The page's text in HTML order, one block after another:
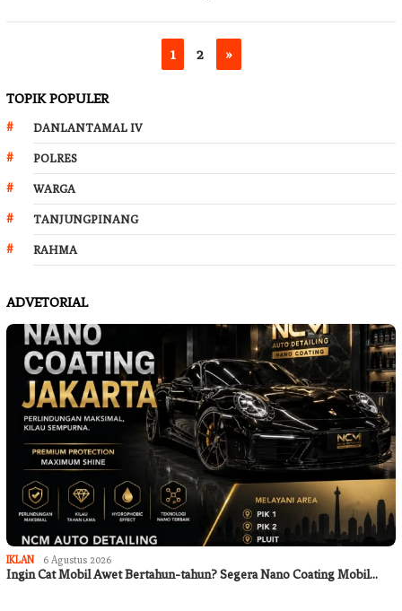
1 2 »
TOPIK POPULER
DANLANTAMAL IV
POLRES
WARGA
TANJUNGPINANG
RAHMA
ADVETORIAL
IKLAN 6 Agustus 2026
Ingin Cat Mobil Awet Bertahun-tahun? Segera Nano Coating Mobil…